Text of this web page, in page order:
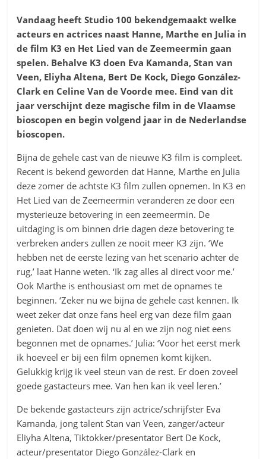
Vandaag heeft Studio 100 bekendgemaakt welke
acteurs en actrices naast Hanne, Marthe en Julia in
de film K3 en Het Lied van de Zeemeermin gaan
spelen. Behalve K3 doen Eva Kamanda, Stan van
Veen, Eliyha Altena, Bert De Kock, Diego González-
Clark en Celine Van de Voorde mee. Eind van dit
jaar verschijnt deze magische film in de Vlaamse
bioscopen en begin volgend jaar in de Nederlandse
bioscopen.
Bijna de gehele cast van de nieuwe K3 film is compleet.
Recent is bekend geworden dat Hanne, Marthe en Julia
deze zomer de achtste K3 film zullen opnemen. In K3 en
Het Lied van de Zeemeermin veranderen ze door een
mysterieuze betovering in een zeemeermin. De
uitdaging is om binnen drie dagen deze betovering te
verbreken anders zullen ze nooit meer K3 zijn. ‘We
hebben net de eerste lezing van het scenario achter de
rug,’ laat Hanne weten. ‘Ik zag alles al direct voor me.’
Ook Marthe is enthousiast om met de opnames te
beginnen. ‘Zeker nu we bijna de gehele cast kennen. Ik
weet zeker dat onze fans heel erg van deze film gaan
genieten. Dat doen wij nu al en we zijn nog niet eens
begonnen met de opnames.’ Julia: ‘Voor het eerst merk
ik hoeveel er bij een film opnemen komt kijken.
Gelukkig krijg ik veel steun van de rest. Er doen zoveel
goede gastacteurs mee. Van hen kan ik veel leren.’
De bekende gastacteurs zijn actrice/schrijfster Eva
Kamanda, jong talent Stan van Veen, zanger/acteur
Eliyha Altena, Tiktokker/presentator Bert De Kock,
acteur/presentator Diego González-Clark en